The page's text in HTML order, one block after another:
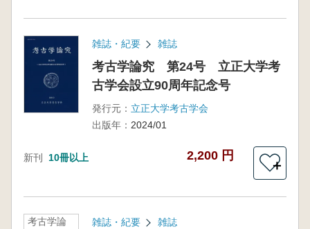
雑誌・紀要 雑誌
考古学論究 第24号 立正大学考
古学会設立90周年記念号
発行元： 立正大学考古学会
出版年： 2024/01
新刊 10冊以上 2,200 円
＋
考古学論
雑誌・紀要 雑誌